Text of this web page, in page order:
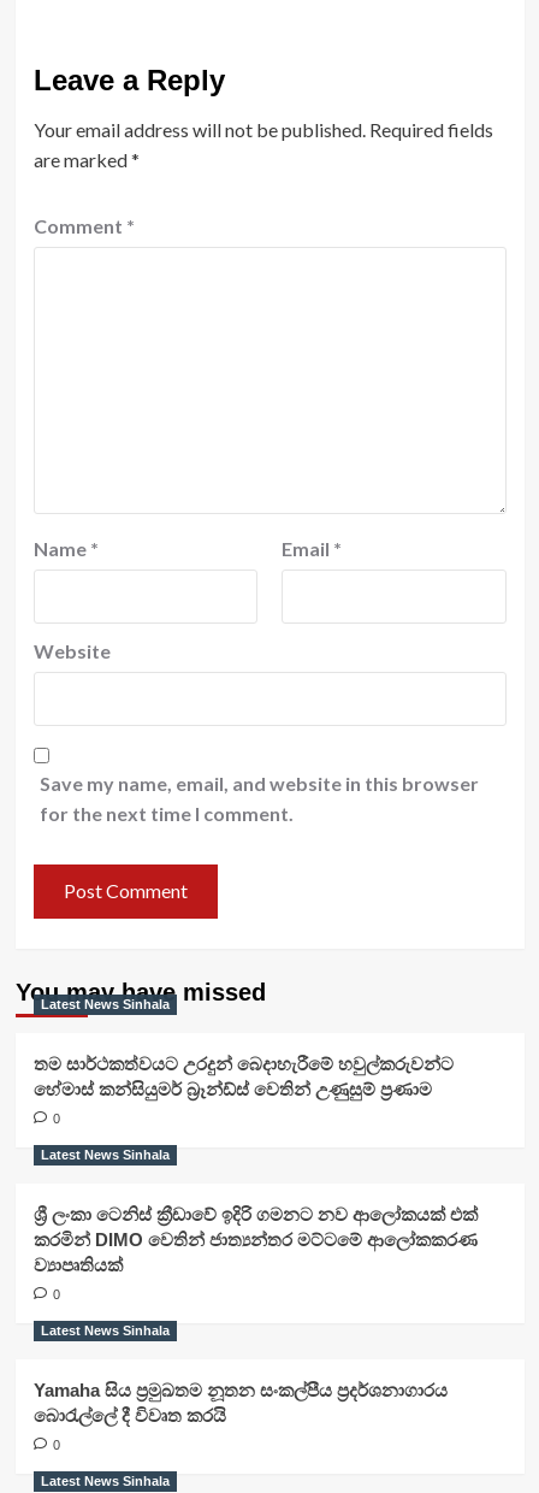
Leave a Reply
Your email address will not be published. Required fields
are marked*
Comment *
Name * Email *
Website
Save my name, email, and website in this browser
for the next time I comment.
You may have missed
Latest News Sinhala
තම සාර්ථකත්වයට උරදුන් බෙදාහැරීමේ හවුල්කරුවන්ට
හේමාස් කන්සියුමර් බ්‍රෑන්ඩ්ස් වෙතින් උණුසුම් ප්‍රණාම
0
Latest News Sinhala
ශ්‍රී ලංකා ටෙනිස් ක්‍රීඩාවේ ඉදිරි ගමනට නව ආලෝකයක් එක්
කරමින් DIMO වෙතින් ජාත්‍යන්තර මට්ටමේ ආලෝකකරණ
ව්‍යාපෘතියක්
0
Latest News Sinhala
Yamaha සිය ප්‍රමුඛතම නූතන සංකල්පීය ප්‍රදර්ශනාගාරය
බොරැල්ලේ දී විවෘත කරයි
0
Latest News Sinhala